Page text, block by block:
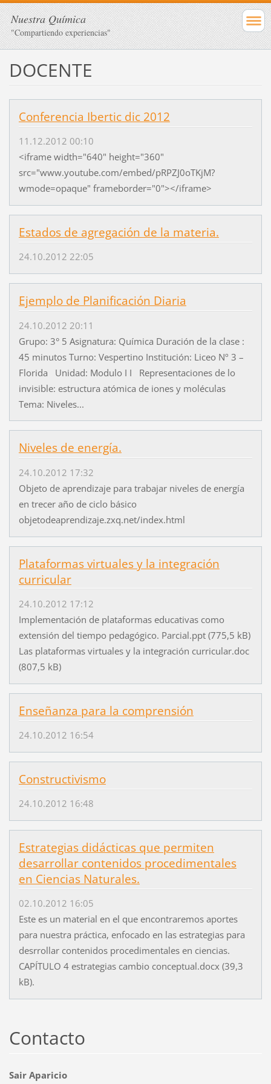
Nuestra Química
"Compartiendo experiencias"
DOCENTE
Conferencia Ibertic dic 2012
11.12.2012 00:10
<iframe width="640" height="360"
src="www.youtube.com/embed/pRPZJ0oTKjM?
wmode=opaque" frameborder="0"></iframe>
Estados de agregación de la materia.
24.10.2012 22:05
Ejemplo de Planificación Diaria
24.10.2012 20:11
Grupo: 3° 5 Asignatura: Química Duración de la clase :
45 minutos Turno: Vespertino Institución: Liceo Nº 3 –
Florida Unidad: Modulo I I Representaciones de lo
invisible: estructura atómica de iones y moléculas
Tema: Niveles...
Niveles de energía.
24.10.2012 17:32
Objeto de aprendizaje para trabajar niveles de energía
en trecer año de ciclo básico
objetodeaprendizaje.zxq.net/index.html
Plataformas virtuales y la integración
curricular
24.10.2012 17:12
Implementación de plataformas educativas como
extensión del tiempo pedagógico. Parcial.ppt (775,5 kB)
Las plataformas virtuales y la integración curricular.doc
(807,5 kB)
Enseñanza para la comprensión
24.10.2012 16:54
Constructivismo
24.10.2012 16:48
Estrategias didácticas que permiten
desarrollar contenidos procedimentales
en Ciencias Naturales.
02.10.2012 16:05
Este es un material en el que encontraremos aportes
para nuestra práctica, enfocado en las estrategias para
desrrollar contenidos procedimentales en ciencias.
CAPÍTULO 4 estrategias cambio conceptual.docx (39,3
kB).
Contacto
Sair Aparicio